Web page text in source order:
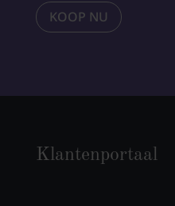
KOOP NU
Klantenportaal